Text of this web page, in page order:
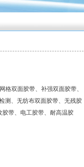
双面胶带、补强双面胶带、
测、无纺布双面胶带、无残胶
胶带、电工胶带、耐高温胶